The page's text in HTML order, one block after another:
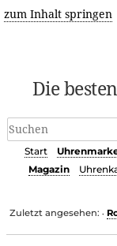
zum Inhalt springen
Die
Start
Magazin
Zuletzt angesehen: •